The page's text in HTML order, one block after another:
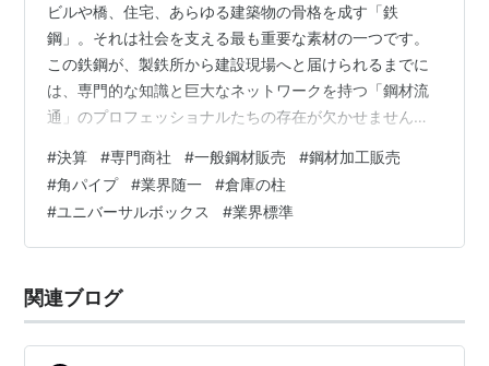
ビルや橋、住宅、あらゆる建築物の骨格を成す「鉄
鋼」。それは社会を支える最も重要な素材の一つです。
この鉄鋼が、製鉄所から建設現場へと届けられるまでに
は、専門的な知識と巨大なネットワークを持つ「鋼材流
通」のプロフェッショナルたちの存在が欠かせません。
ー」として半世紀以上にわたり業界を牽引し、東日本エ
リアのインフラを支え続けてきた田中鉄鋼販売株式会社
の決算を分析します。 同社は単なる鋼材の卸売業者では
ありません。顧客のあらゆるニーズに応える2,100種以上
力、そして日本の建築史に影響を与えてきた商品…
#決算 #専門商社 #一般鋼材販売 #鋼材加工販売
#角パイプ #業界随一 #倉庫の柱
#ユニバーサルボックス #業界標準
関連ブログ